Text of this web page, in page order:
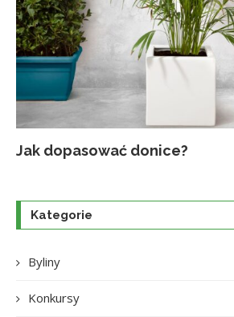
Jak dopasować donice?
Kategorie
Byliny
Konkursy